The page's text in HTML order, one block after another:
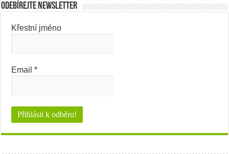
Odebírejte newsletter
Křestní jméno
Email*